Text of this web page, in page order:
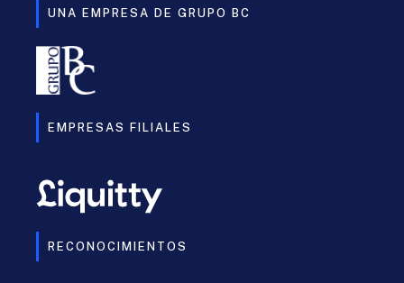
UNA EMPRESA DE GRUPO BC
EMPRESAS FILIALES
RECONOCIMIENTOS